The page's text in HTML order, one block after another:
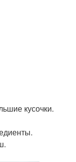
кусочки.